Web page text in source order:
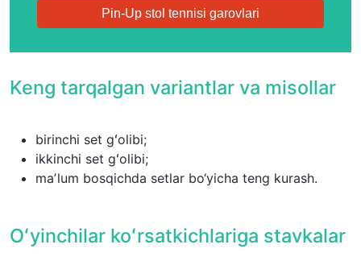
Pin-Up stol tennisi garovlari
Keng tarqalgan variantlar va misollar
birinchi set gʻolibi;
ikkinchi set gʻolibi;
maʼlum bosqichda setlar bo‘yicha teng kurash.
Oʻyinchilar koʻrsatkichlariga stavkalar